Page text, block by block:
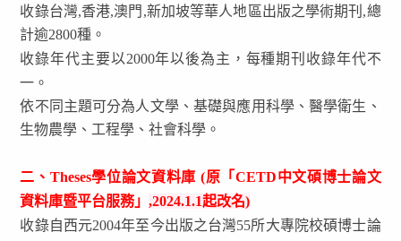
收錄台灣,香港,澳門,新加坡等華人地區出版之學術期刊,總
計逾2800種。
收錄年代主要以2000年以後為主，每種期刊收錄年代不
一 。
依不同主題可分為人文學、基礎與應用科學、醫學衛生、
生物農學、工程學、社會科學。
二、Theses學位論文資料庫 (原「CETD中文碩博士論文
資料庫暨平台服務」,2024.1.1起改名)
收錄自西元2004年至今出版之台灣55所大專院校碩博士論